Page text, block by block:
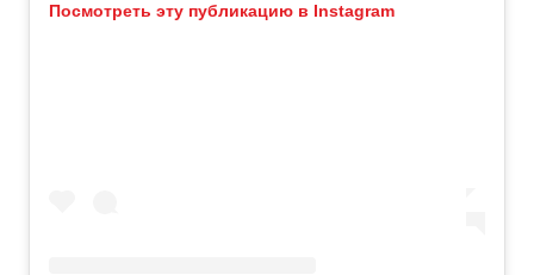
Посмотреть эту публикацию в Instagram